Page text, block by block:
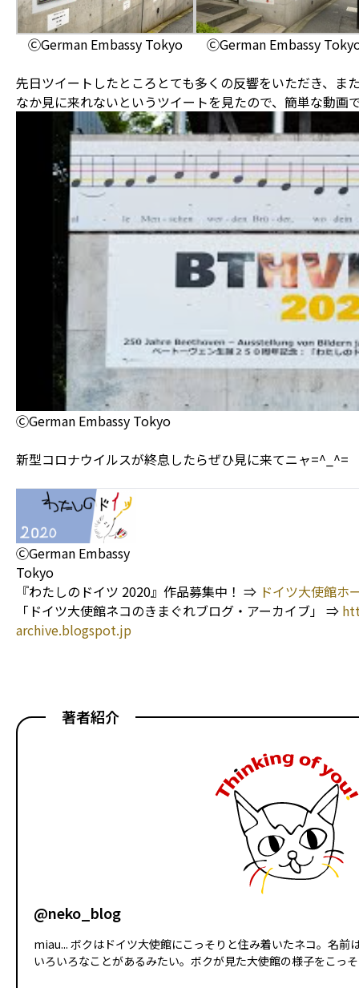
ⒸGerman Embassy Tokyo
ⒸGerman Embassy
先日ツイートしたところとても多くの反響をいただき、ま
なか見に来れないというツイートを見たので、簡単な動画
ⒸGerman Embassy Tokyo
新型コロナウイルスが終息したらぜひ見に来てニャ=^_^=
ⒸGerman Embassy
Tokyo
『わたしのドイツ 2020』作品募集中！ ⇒ ドイツ大使館ホ
「ドイツ大使館ネコのきまぐれブログ・アーカイブ」 ⇒
archive.blogspot.jp
著者紹介
@neko_blog
miau... ボクはドイツ大使館にこっそりと住み着いたネコ。名前
いろいろなことがあるみたい。ボクが見た大使館の様子をこっ